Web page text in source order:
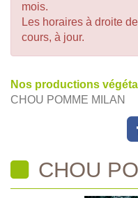
mois.
Les horaires à droite
cours, à jour.
Nos productions
CHOU POMME MILAN
CHOU